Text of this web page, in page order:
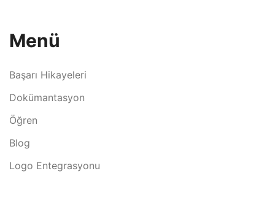
Menü
Başarı Hikayeleri
Dokümantasyon
Öğren
Blog
Logo Entegrasyonu